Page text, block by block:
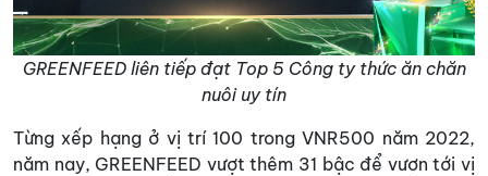
GREENFEED liên tiếp đạt Top 5 Công ty thức ăn chăn
nuôi uy tín
Từng xếp hạng ở vị trí 100 trong VNR500 năm 2022,
năm nay, GREENFEED vượt thêm 31 bậc để vươn tới vị